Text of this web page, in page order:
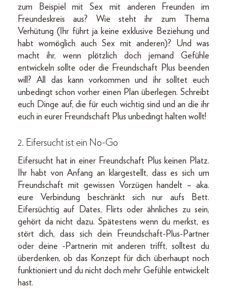
zum Beispiel mit Sex mit anderen Freunden im
Freundeskreis aus? Wie steht ihr zum Thema
Verhütung (Ihr führt ja keine exklusive Beziehung und
habt womöglich auch Sex mit anderen)? Und was
macht ihr, wenn plötzlich doch jemand Gefühle
entwickeln sollte oder die Freundschaft Plus beenden
will? All das kann vorkommen und ihr solltet euch
unbedingt schon vorher einen Plan überlegen. Schreibt
euch Dinge auf, die für euch wichtig sind und an die ihr
euch in eurer Freundschaft Plus unbedingt halten wollt!
2. Eifersucht ist ein No-Go
Eifersucht hat in einer Freundschaft Plus keinen Platz.
Ihr habt von Anfang an klargestellt, dass es sich um
Freundschaft mit gewissen Vorzügen handelt – aka.
eure Verbindung beschränkt sich nur aufs Bett.
Eifersüchtig auf Dates, Flirts oder ähnliches zu sein,
gehört da nicht dazu. Spätestens wenn du merkst, es
stört dich, dass sich dein Freundschaft-Plus-Partner
oder deine -Partnerin mit anderen trifft, solltest du
überdenken, ob das Konzept für dich überhaupt noch
funktioniert und du nicht doch mehr Gefühle entwickelt
hast.